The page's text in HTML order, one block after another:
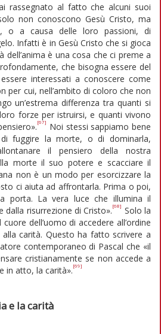
al fatto che alcuni suoi
non conoscono Gesù Cristo, ma
o a causa delle loro passioni, di
Infatti è in Gesù Cristo che si gioca
dell’anima è una cosa che ci preme a
che bisogna essere del
interessati a conoscere come
per cui, nell’ambito di coloro che non
un’estrema differenza tra quanti si
forze per istruirsi, e quanti vivono
[67]
Noi stessi sappiamo bene
fuggire la morte, o di dominarla,
il pensiero della nostra
morte il suo potere e scacciare il
non è un modo per esorcizzare la
ci aiuta ad affrontarla. Prima o poi,
porta. La vera luce che illumina il
risurrezione di Cristo». [68] Solo la
dell’uomo di accedere all’ordine
alla carità. Questo ha fatto scrivere a
contemporaneo di Pascal che «il
cristianamente se non accede a
in atto, la carità». [69]
e la carità